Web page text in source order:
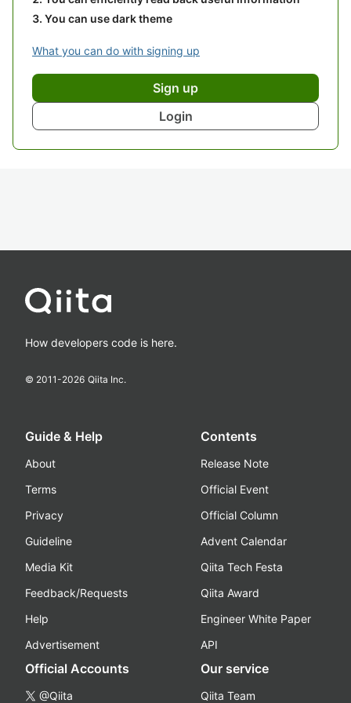
You can use dark theme
What you can do with signing up
Sign up
Login
How developers code is here.
© 2011-2026 Qiita Inc.
Guide & Help
About
Terms
Privacy
Guideline
Media Kit
Feedback/Requests
Help
Advertisement
Contents
Release Note
Official Event
Official Column
Advent Calendar
Qiita Tech Festa
Qiita Award
Engineer White Paper
API
Official Accounts
@Qiita
Our service
Qiita Team